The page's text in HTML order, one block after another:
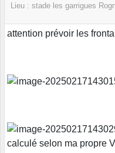
Lieu : stade les garrigues
attention prévoir les
calculé selon ma propre